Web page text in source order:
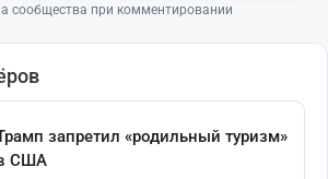
сообщества при комментировании